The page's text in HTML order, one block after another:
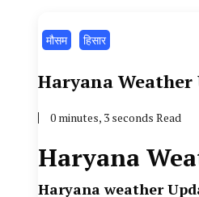
मौसम हिसार
Haryana Weather
0 minutes, 3 seconds Read
Haryana
Haryana weather